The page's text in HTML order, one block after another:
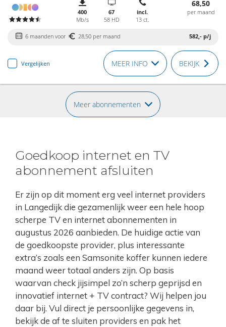
400
Mb/s
67
58 HD
incl.
13 ct.
68,50
per maand
6 maanden voor 28,50 per maand 582,- p/j
Vergelijken MEER INFO BEKIJK
Meer abonnementen
Goedkoop internet en TV
abonnement afsluiten
Er zijn op dit moment erg veel internet providers
in Langedijk die gezamenlijk weer een hele hoop
scherpe TV en internet abonnementen in
augustus 2026 aanbieden. De huidige actie van
de goedkoopste provider, plus interessante
extra’s zoals een Samsonite koffer kunnen iedere
maand weer totaal anders zijn. Op basis
waarvan check jijsimpel zo’n scherp geprijsd en
innovatief internet + TV contract? Wij helpen jou
daar bij. Vul direct je persoonlijke gegevens in,
bekijk de af te sluiten providers en pak het